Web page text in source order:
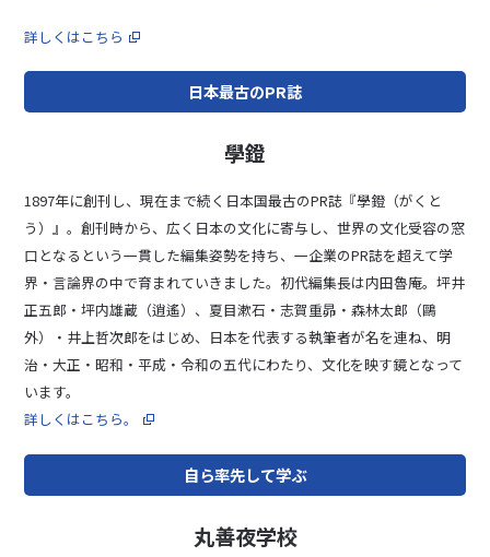
詳しくはこちら
日本最古のPR誌
學鐙
1897年に創刊し、現在まで続く日本国最古のPR誌『學鐙（がくと
う）』。創刊時から、広く日本の文化に寄与し、世界の文化受容の窓
口となるという一貫した編集姿勢を持ち、一企業のPR誌を超えて学
界・言論界の中で育まれていきました。初代編集長は内田魯庵。坪井
正五郎・坪内雄蔵（逍遙）、夏目漱石・志賀重昴・森林太郎（鷗
外）・井上哲次郎をはじめ、日本を代表する執筆者が名を連ね、明
治・大正・昭和・平成・令和の五代にわたり、文化を映す鏡となって
います。
詳しくはこちら。
自ら率先して学ぶ
丸善夜学校